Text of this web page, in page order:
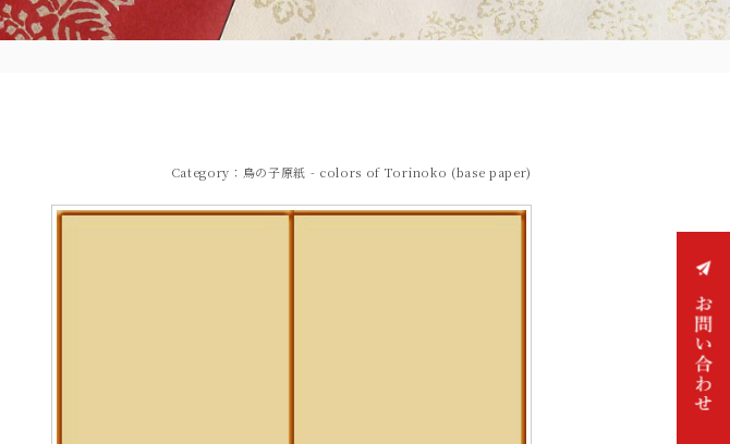
Category：鳥の子原紙 - colors of Torinoko (base paper)